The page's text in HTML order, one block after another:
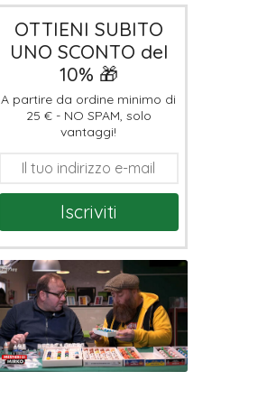
OTTIENI SUBITO
UNO SCONTO del
10% 🎁
A partire da ordine minimo di
25 € - NO SPAM, solo
vantaggi!
Iscriviti